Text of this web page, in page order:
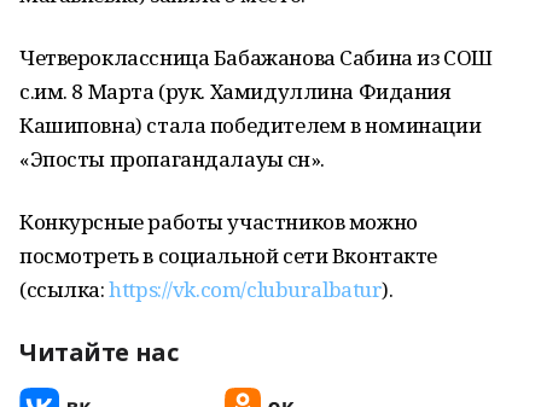
Четвероклассница Бабажанова Сабина из СОШ
с.им. 8 Марта (рук. Хамидуллина Фидания
Кашиповна) стала победителем в номинации
«Эпосты пропагандалауы өсөн».
Конкурсные работы участников можно
посмотреть в социальной сети Вконтакте
(ссылка:https://vk.com/cluburalbatur).
Читайте нас